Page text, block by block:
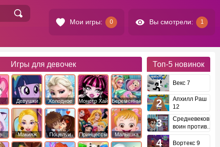
Мои игры: 0 Вы смотрели: 1
Игры для девочек
Девушки
Эквестрии
Холодное
Сердце
Монстр Хай Беременные
Макияж Поцелуи
Принцессы
Диснея
Малышка
Хейзел
Топ-5 новинок
Векс 7
Апхилл Раш
12
Средневековый
воин против
Вортекс 9